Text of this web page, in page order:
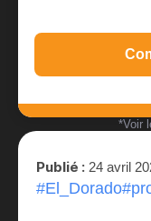
*Voir
Publié : 24 avril
#El_Dorado